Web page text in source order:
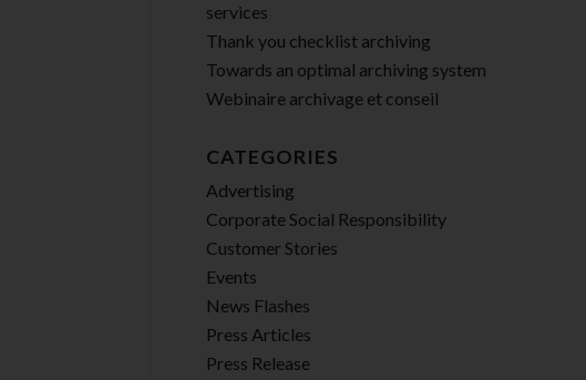
services
Thank you checklist archiving
Towards an optimal archiving system
Webinaire archivage et conseil
CATEGORIES
Advertising
Corporate Social Responsibility
Customer Stories
Events
News Flashes
Press Articles
Press Release